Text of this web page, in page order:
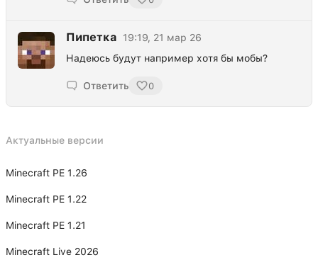
Пипетка
19:19, 21 мар 26
Надеюсь будут например хотя бы мобы?
Ответить 0
Актуальные версии
Minecraft PE 1.26
Minecraft PE 1.22
Minecraft PE 1.21
Minecraft Live 2026